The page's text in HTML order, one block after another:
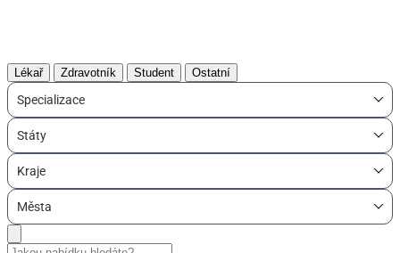
Lékař Zdravotník Student Ostatní
Specializace
Státy
Kraje
Města